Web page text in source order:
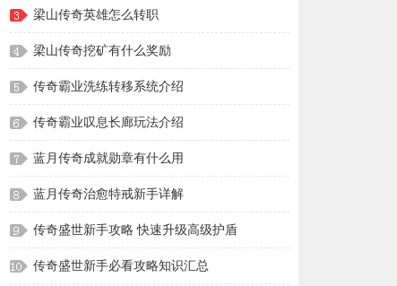
梁山传奇英雄怎么转职
梁山传奇挖矿有什么奖励
传奇霸业洗练转移系统介绍
传奇霸业叹息长廊玩法介绍
蓝月传奇成就勋章有什么用
蓝月传奇治愈特戒新手详解
传奇盛世新手攻略 快速升级高级护盾
传奇盛世新手必看攻略知识汇总